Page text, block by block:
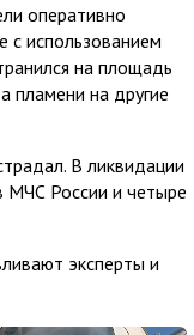
оперативно
с использованием
на площадь
пламени на другие
В ликвидации
МЧС России и четыре
эксперты и